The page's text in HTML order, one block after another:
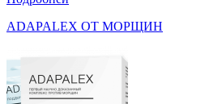
ADAPALEX ОТ МОРЩИН